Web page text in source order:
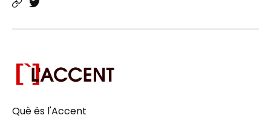
Què és l'Accent